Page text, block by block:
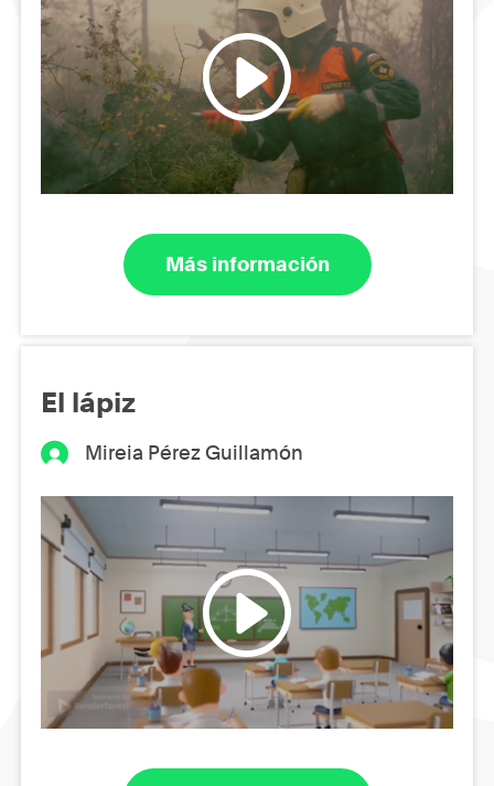
Más información
El lápiz
Mireia Pérez Guillamón